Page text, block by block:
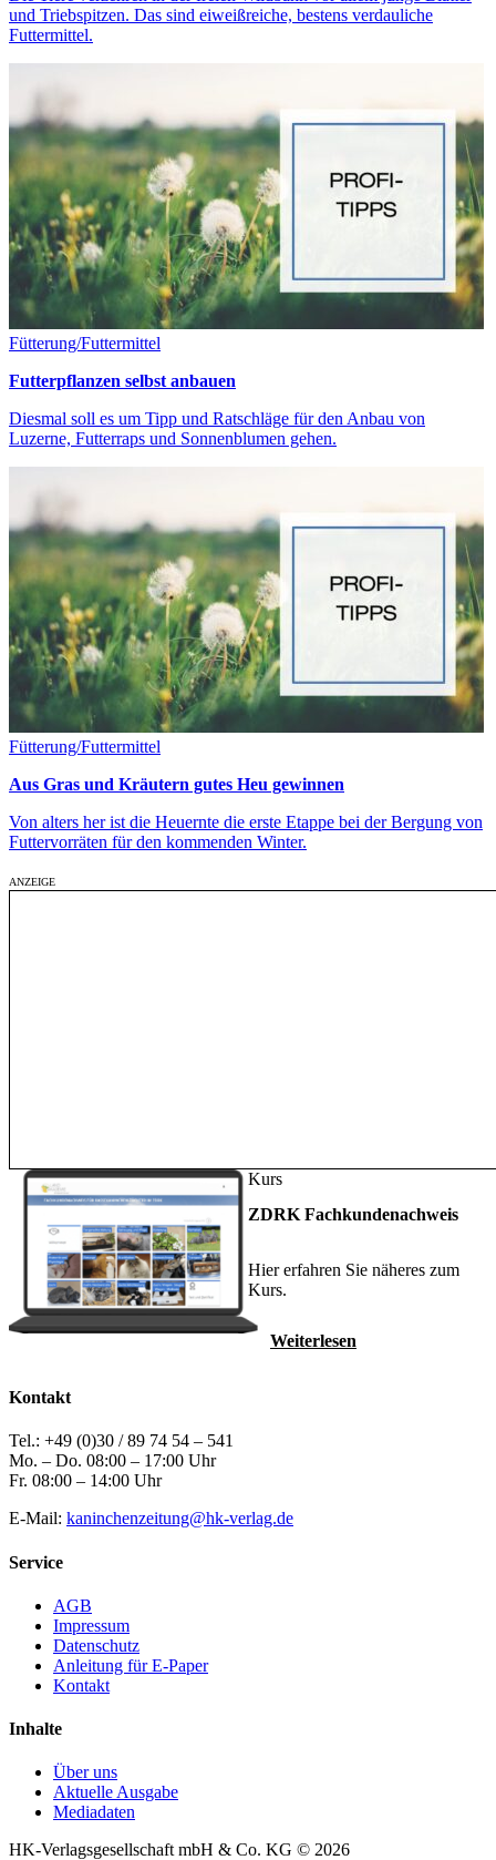
und Triebspitzen. Das sind eiweißreiche, bestens verdauliche
Futtermittel.
Fütterung/Futtermittel
Futterpflanzen selbst anbauen
Diesmal soll es um Tipp und Ratschläge für den Anbau von
Luzerne, Futterraps und Sonnenblumen gehen.
Fütterung/Futtermittel
Aus Gras und Kräutern gutes Heu gewinnen
Von alters her ist die Heuernte die erste Etappe bei der Bergung von
Futtervorräten für den kommenden Winter.
Kurs
ZDRK Fachkundenachweis
Hier erfahren Sie näheres zum
Kurs.
Weiterlesen
Kontakt
Tel.: +49 (0)30 / 89 74 54 – 541
Mo. – Do. 08:00 – 17:00 Uhr
Fr. 08:00 – 14:00 Uhr
E-Mail: kaninchenzeitung@hk-verlag.de
Service
AGB
Impressum
Datenschutz
Anleitung für E-Paper
Kontakt
Inhalte
Über uns
Aktuelle Ausgabe
Mediadaten
HK-Verlagsgesellschaft mbH & Co. KG © 2026